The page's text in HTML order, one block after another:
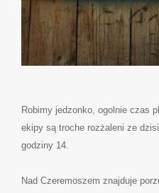
Robimy jedzonko, ogolnie czas
ekipy są troche rozżaleni ze
godziny 14.
Nad Czeremoszem znajduje